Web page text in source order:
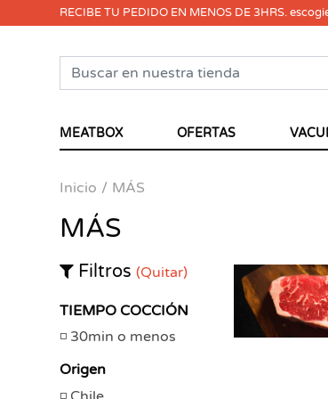
RECIBE TU PEDIDO EN MENOS DE 3HRS.
MEATBOX OFERTAS
Inicio MÁS
MÁS
Filtros (Quitar)
TIEMPO COCCIÓN
30min o menos
Origen